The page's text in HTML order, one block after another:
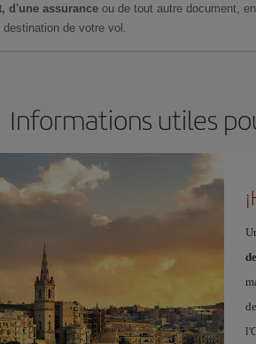
d'une assurance ou de tout autre document, en
de votre vol.
Informations utiles